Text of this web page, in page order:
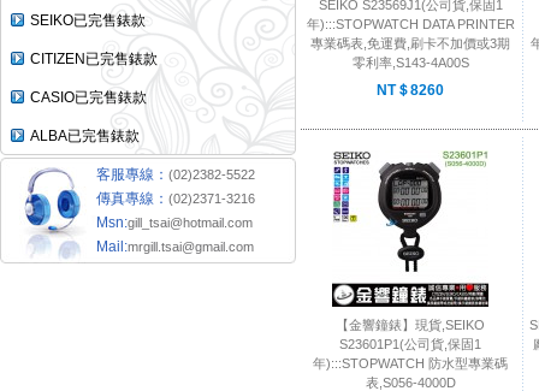
SEIKO已完售錶款
CITIZEN已完售錶款
CASIO已完售錶款
ALBA已完售錶款
客服專線： (02)2382-5522
傳真專線： (02)2371-3216
Msn:gill_tsai@hotmail.com
Mail:mrgill.tsai@gmail.com
SEIKO S23569J1(公司貨,保固1
年):::STOPWATCH DATA PRINTER
專業碼表,免運費,刷卡不加價或3期
零利率,S143-4A00S
NT＄8260
【金響鐘錶】現貨,SEIKO
S23601P1(公司貨,保固1
年):::STOPWATCH 防水型專業碼
表,S056-4000D